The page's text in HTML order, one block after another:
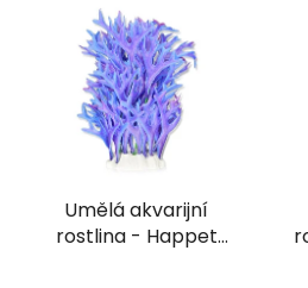
Umělá akvarijní
rostlina - Happet